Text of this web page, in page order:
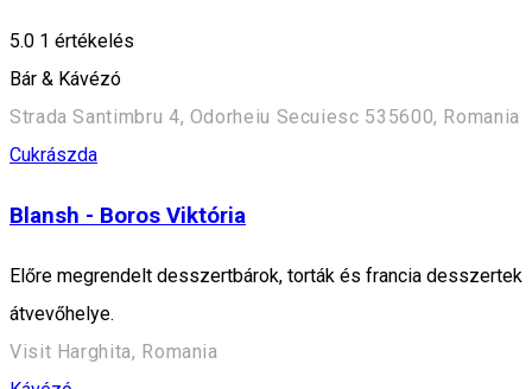
5.0 1 értékelés
Bár & Kávézó
Strada Santimbru 4, Odorheiu Secuiesc 535600, Romania
Cukrászda
Blansh - Boros Viktória
Előre megrendelt desszertbárok, torták és francia desszertek
átvevőhelye.
Visit Harghita, Romania